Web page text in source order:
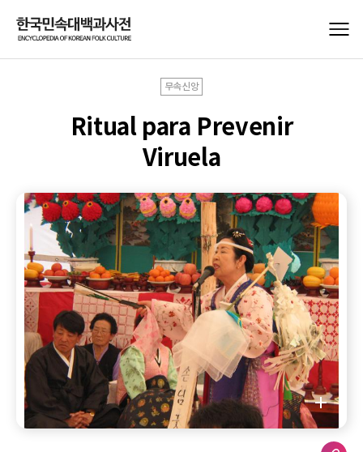
무속신앙
Ritual para Prevenir
Viruela